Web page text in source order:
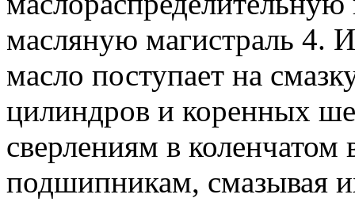
масляную магистраль 4.
масло поступает на
цилиндров и коренных
сверлениям в
подшипникам, смазывая